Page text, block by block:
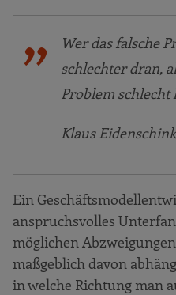
Prozessanalyse
Werterzeuger-
SWOT-Analyse
Advocatus
Strategische
Wer das falsche
schlechter dran,
Problem schlecht
Klaus Eidenschink
Ein
anspruchsvolles
möglichen
maßgeblich davon
in welche Richtung man